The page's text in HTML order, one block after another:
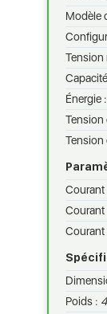
Modèle
Tension
Énergie :
Tension
Tension
Courant
Courant
Courant
Poids :